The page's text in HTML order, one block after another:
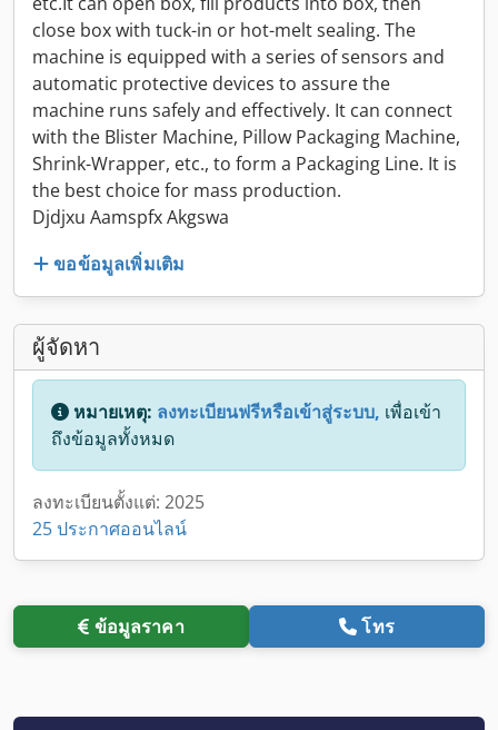
close box with tuck-in or hot-melt sealing. The
machine is equipped with a series of sensors and
automatic protective devices to assure the
machine runs safely and effectively. It can connect
with the Blister Machine, Pillow Packaging Machine,
Shrink-Wrapper, etc., to form a Packaging Line. It is
the best choice for mass production.
Djdjxu Aamspfx Akgswa
ขอข้อมูลเพิ่มเติม
ผู้จัดหา
หมายเหตุ: ลงทะเบียนฟรีหรือเข้าสู่ระบบ, เพื่อเข้า
ถึงข้อมูลทั้งหมด
ลงทะเบียนตั้งแต่: 2025
25 ประกาศออนไลน์
ข้อมูลราคา โทร